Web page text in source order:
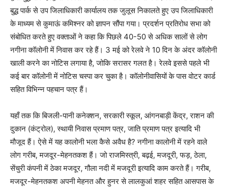
बुद्ध पार्क से उप जिलाधिकारी कार्यालय तक जुलूस निकालते हुए उप जिलाधिकारी
के माध्यम से कुमाऊं कमिश्नर को ज्ञापन सौंपा गया। प्रदर्शन प्रतिरोध सभा को
संबोधित करते हुए वक्ताओं ने कहा कि पिछले 40-50 से अधिक सालों से लोग
नगीना कॉलोनी में निवास कर रहे हैं। 3 मई को रेलवे ने 10 दिन के अंदर कॉलोनी
खाली करने का नोटिस लगाया है, जोकि सरासर गलत है। रेलवे इससे पहले भी
कई बार कॉलोनी में नोटिस चस्पा कर चुका है। कॉलोनीवासियों के पास वोटर कार्ड
सहित विभिन्न पहचान पत्र हैं।
यहाँ तक कि बिजली-पानी कनेक्शन, सरकारी स्कूल, आंगनबाड़ी केंद्र, राशन की
दुकान (कंट्रोल), स्थायी निवास प्रमाण पत्र, जाति प्रमाण पत्र इत्यादि भी
मौजूद हैं। ऐसे में यह कालोनी भला कैसे अवैध है? नगीना कालोनी में रहने वाले
लोग गरीब, मजदूर-मेहनतकश हैं। जो राजमिस्त्री, बढ़ई, मजदूरी, फड़, ठेला,
सेंचुरी कंपनी में ठेका मजदूर, गौला नदी में मजदूरी इत्यादि काम करते हैं। गरीब,
मजदूर-मेहनतकश अपनी मेहनत और हुनर से लालकुआं शहर सहित आसपास के